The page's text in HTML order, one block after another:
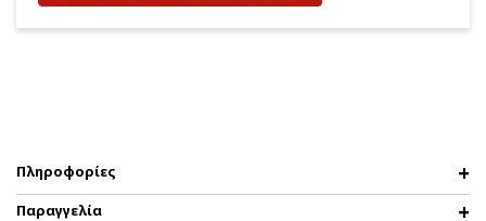
Πληροφορίες
Παραγγελία